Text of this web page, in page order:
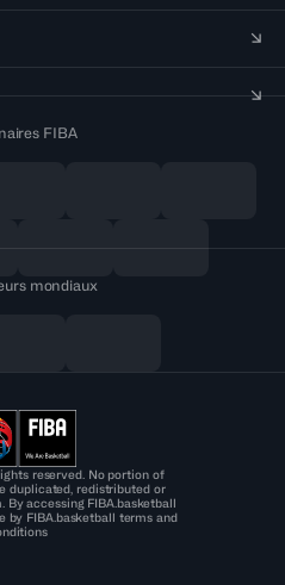
FIBA
mondiaux
reserved. No portion of
duplicated, redistributed or
By accessing FIBA.basketball
by FIBA.basketball terms and